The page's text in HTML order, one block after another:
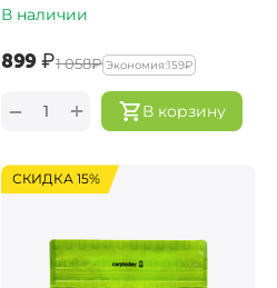
В наличии
‍899‍₽‍1 058‍₽ Экономия:‍159‍₽
В корзину
+
−
СКИДКА 15%